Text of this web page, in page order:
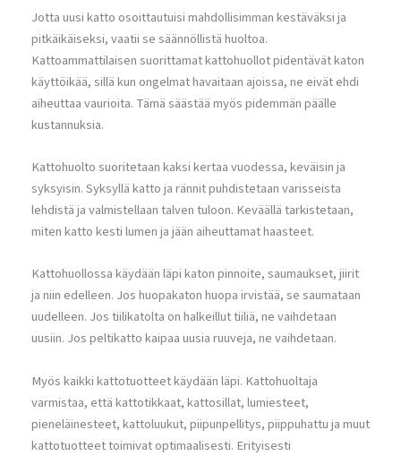
Jotta uusi katto osoittautuisi mahdollisimman kestäväksi ja
pitkäikäiseksi, vaatii se säännöllistä huoltoa.
Kattoammattilaisen suorittamat kattohuollot pidentävät katon
käyttöikää, sillä kun ongelmat havaitaan ajoissa, ne eivät ehdi
aiheuttaa vaurioita. Tämä säästää myös pidemmän päälle
kustannuksia.
Kattohuolto suoritetaan kaksi kertaa vuodessa, keväisin ja
syksyisin. Syksyllä katto ja rännit puhdistetaan varisseista
lehdistä ja valmistellaan talven tuloon. Keväällä tarkistetaan,
miten katto kesti lumen ja jään aiheuttamat haasteet.
Kattohuollossa käydään läpi katon pinnoite, saumaukset, jiirit
ja niin edelleen. Jos huopakaton huopa irvistää, se saumataan
uudelleen. Jos tiilikatolta on halkeillut tiiliä, ne vaihdetaan
uusiin. Jos peltikatto kaipaa uusia ruuveja, ne vaihdetaan.
Myös kaikki kattotuotteet käydään läpi. Kattohuoltaja
varmistaa, että kattotikkaat, kattosillat, lumiesteet,
pieneläinesteet, kattoluukut, piipunpellitys, piippuhattu ja muut
kattotuotteet toimivat optimaalisesti. Erityisesti